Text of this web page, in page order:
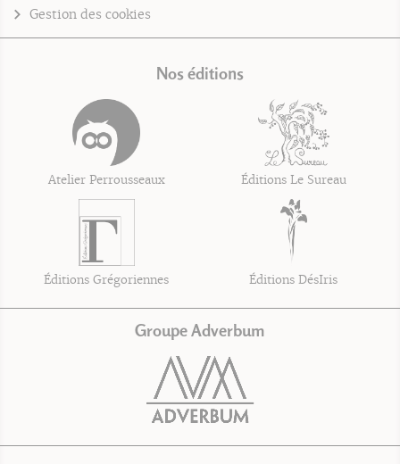
Gestion des cookies
Nos éditions
Atelier Perrousseaux Éditions Le Sureau
Éditions Grégoriennes Éditions DésIris
Groupe Adverbum